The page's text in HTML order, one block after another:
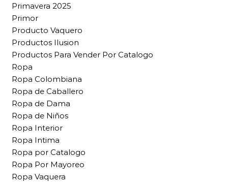
Primavera 2025
Primor
Producto Vaquero
Productos Ilusion
Productos Para Vender Por Catalogo
Ropa
Ropa Colombiana
Ropa de Caballero
Ropa de Dama
Ropa de Niños
Ropa Interior
Ropa Intima
Ropa por Catalogo
Ropa Por Mayoreo
Ropa Vaquera